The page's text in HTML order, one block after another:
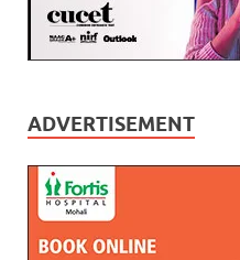
ADVERTISEMENT